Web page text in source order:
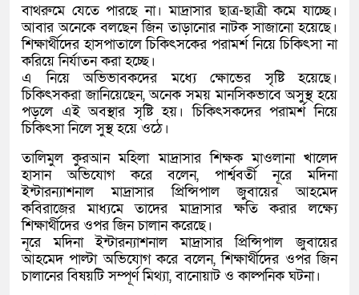
বাথরুমে যেতে পারছে না। মাদ্রাসার ছাত্র-ছাত্রী কমে যাচ্ছে।
আবার অনেকে বলছেন জিন তাড়ানোর নাটক সাজানো হয়েছে।
শিক্ষার্থীদের হাসপাতালে চিকিৎসকের পরামর্শ নিয়ে চিকিৎসা না
করিয়ে নির্যাতন করা হচ্ছে।
এ নিয়ে অভিভাবকদের মধ্যে ক্ষোভের সৃষ্টি হয়েছে।
চিকিৎসকরা জানিয়েছেন, অনেক সময় মানসিকভাবে অসুস্থ হয়ে
পড়লে এই অবস্থার সৃষ্টি হয়। চিকিৎসকদের পরামর্শ নিয়ে
চিকিৎসা নিলে সুস্থ হয়ে ওঠে।
তালিমুল কুরআন মহিলা মাদ্রাসার শিক্ষক মাওলানা খালেদ
হাসান অভিযোগ করে বলেন, পার্শ্ববর্তী নূরে মদিনা
ইন্টারন্যাশনাল মাদ্রাসার প্রিন্সিপাল জুবায়ের আহমেদ
কবিরাজের মাধ্যমে তাদের মাদ্রাসার ক্ষতি করার লক্ষ্যে
শিক্ষার্থীদের ওপর জিন চালান করেছে।
নূরে মদিনা ইন্টারন্যাশনাল মাদ্রাসার প্রিন্সিপাল জুবায়ের
আহমেদ পাল্টা অভিযোগ করে বলেন, শিক্ষার্থীদের ওপর জিন
চালানের বিষয়টি সম্পূর্ণ মিথ্যা, বানোয়াট ও কাল্পনিক ঘটনা।